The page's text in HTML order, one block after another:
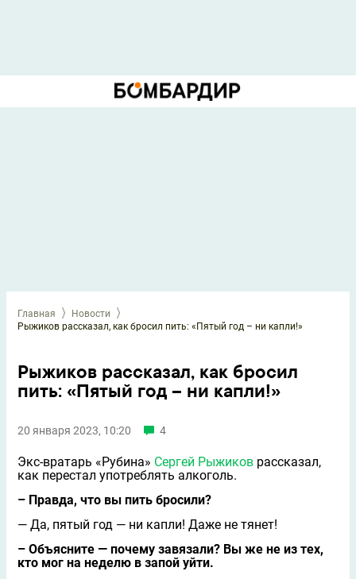
Главная
Новости
Рыжиков рассказал, как бросил пить: «Пятый год – ни капли!»
Рыжиков рассказал, как бросил
пить: «Пятый год – ни капли!»
20 января 2023, 10:20 4
Экс-вратарь «Рубина» Сергей Рыжиков рассказал,
как перестал употреблять алкоголь.
– Правда, что вы пить бросили?
— Да, пятый год — ни капли! Даже не тянет!
– Объясните — почему завязали? Вы же не из тех,
кто мог на неделю в запой уйти.